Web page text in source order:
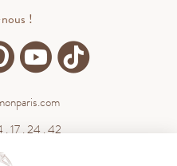
!
17 . 24 . 42
. 54 . 45 . 53